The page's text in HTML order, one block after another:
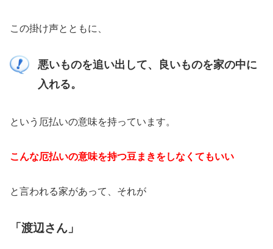
この掛け声とともに、
悪いものを追い出して、良いものを家の中に
入れる。
という厄払いの意味を持っています。
こんな厄払いの意味を持つ豆まきをしなくてもいい
と言われる家があって、それが
「渡辺さん」